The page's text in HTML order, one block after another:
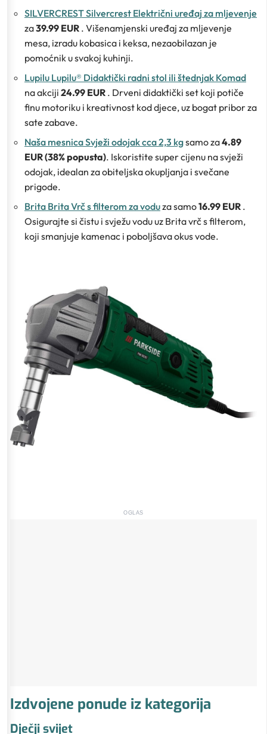
SILVERCREST Silvercrest Električni uređaj za mljevenje
za39.99 EUR . Višenamjenski uređaj za mljevenje
mesa, izradu kobasica i keksa, nezaobilazan je
pomoćnik u svakoj kuhinji.
Lupilu Lupilu® Didaktički radni stol ili štednjak Komad
na akciji 24.99 EUR . Drveni didaktički set koji potiče
finu motoriku i kreativnost kod djece, uz bogat pribor za
sate zabave.
Naša mesnica Svježi odojak cca 2,3 kgsamo za4.89
EUR (38% popusta). Iskoristite super cijenu na svježi
odojak, idealan za obiteljska okupljanja i svečane
prigode.
Brita Brita Vrč s filterom za voduza samo16.99 EUR .
Osigurajte si čistu i svježu vodu uz Brita vrč s filterom,
koji smanjuje kamenac i poboljšava okus vode.
OGLAS
Izdvojene ponude iz kategorija
Dječji svijet